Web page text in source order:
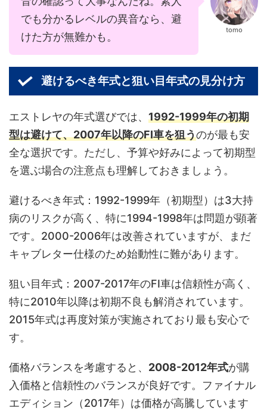
でも分かるレベルの異音なら、避
けた方が無難かも。
tomo
避けるべき年式と狙い目年式の見分け方
エストレヤの年式選びでは、 1992-1999年の初期
型は避けて、2007年以降のFI車を狙うのが最も安
全な選択です。ただし、予算や好みによって初期型
を選ぶ場合の注意点も理解しておきましょう。
避けるべき年式：1992-1999年（初期型）は3大持
病のリスクが高く、特に1994-1998年は問題が顕著
です。2000-2006年は改善されていますが、まだ
キャブレター仕様のため始動性に難があります。
狙い目年式：2007-2017年のFI車は信頼性が高く、
特に2010年以降は初期不良も解消されています。
2015年式は再度対策が実施されており最も安心で
す。
価格バランスを考慮すると、 2008-2012年式が購
入価格と信頼性のバランスが良好です。ファイナル
エディション（2017年）は価格が高騰しています